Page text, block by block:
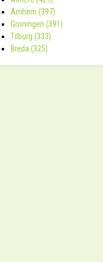
Arnhem (397)
Groningen (391)
Tilburg (333)
Breda (325)